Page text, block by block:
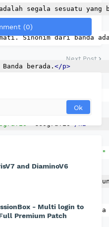
sesuatu yang
dari banda adalah
berada. </p>
image/geografis.jpg"
dikelilingi oleh
geografis kota ini
(0)
Next Post
and DiaminoV6
- Multi login to
Premium Patch